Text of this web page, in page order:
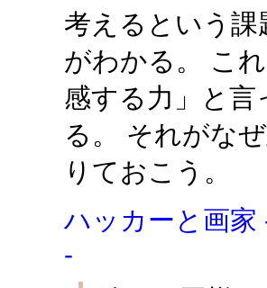
考えるという
がわかる。 こ
感する力」と
る。 それがな
りておこう。
ハッカーと画家
-